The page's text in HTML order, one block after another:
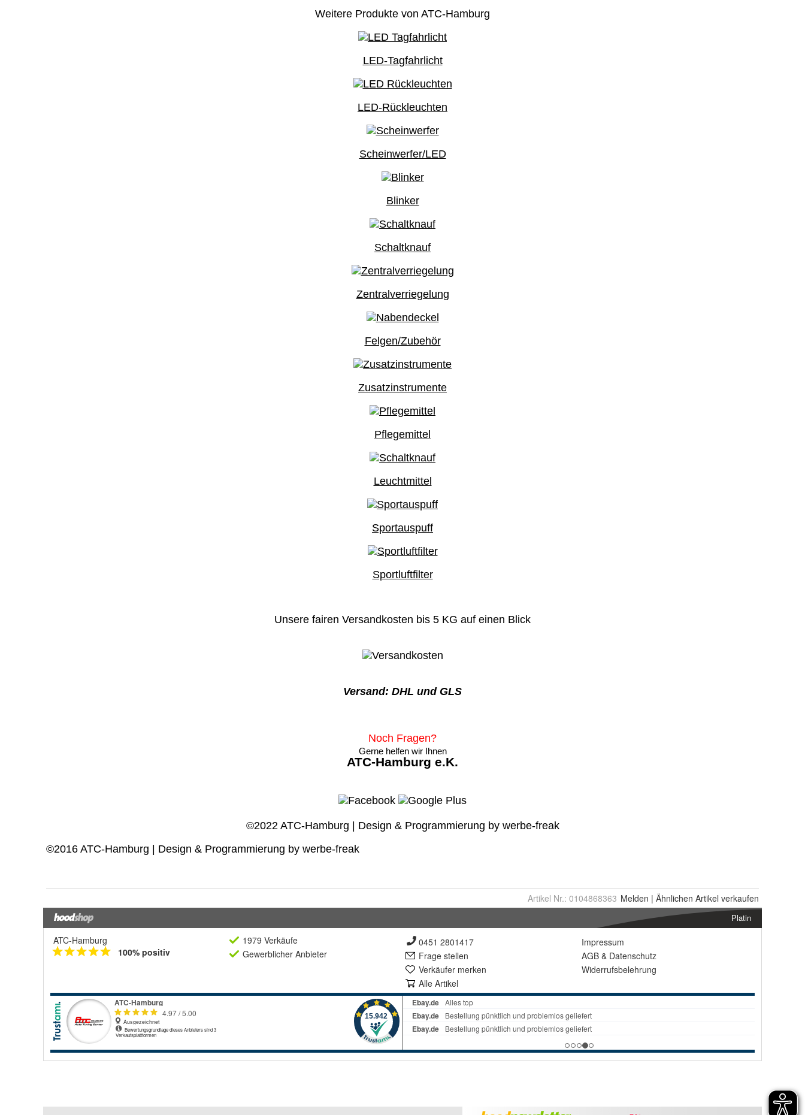
Artikel Nr.: 0104868363 Melden | Ähnlichen Artikel verkaufen
Platin
ATC-Hamburg
100% positiv
1979 Verkäufe
Gewerblicher Anbieter
0451 2801417
Frage stellen
Verkäufer merken
Alle Artikel
Impressum
AGB & Datenschutz
Widerrufsbelehrung